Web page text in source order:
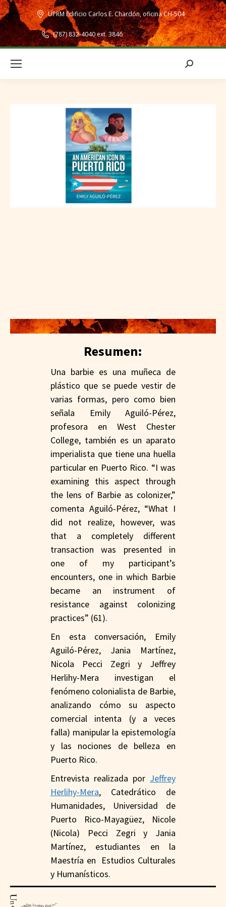
UPRM Edificio Carlos E. Chardón, oficina CH-504
(787) 832-4040 ext. 3846
Search:
Resumen:
Una barbie es una muñeca de
plástico que se puede vestir de
varias formas, pero como bien
señala Emily Aguiló-Pérez,
profesora en West Chester
College, también es un aparato
imperialista que tiene una huella
particular en Puerto Rico. “I was
examining this aspect through
the lens of Barbie as colonizer,”
comenta Aguiló-Pérez, “What I
did not realize, however, was
that a completely different
transaction was presented in
one of my participant’s
encounters, one in which Barbie
became an instrument of
resistance against colonizing
practices” (61).
En esta conversación, Emily
Aguiló-Pérez, Jania Martínez,
Nicola Pecci Zegri y Jeffrey
Herlihy-Mera investigan el
fenómeno colonialista de Barbie,
analizando cómo su aspecto
comercial intenta (y a veces
falla) manipular la epistemología
y las nociones de belleza en
Puerto Rico.
Entrevista realizada por Jeffrey
Herlihy-Mera, Catedrático de
Humanidades, Universidad de
Puerto Rico-Mayagüez, Nicole
(Nicola) Pecci Zegri y Jania
Martínez, estudiantes en la
Maestría en Estudios Culturales
y Humanísticos.